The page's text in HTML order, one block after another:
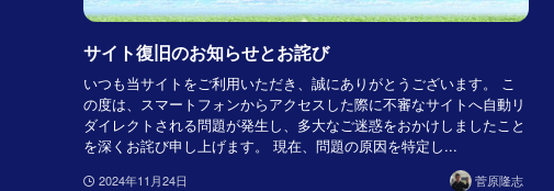
サイト復旧のお知らせとお詫び
いつも当サイトをご利用いただき、誠にありがとうございます。 こ
の度は、スマートフォンからアクセスした際に不審なサイトへ自動リ
ダイレクトされる問題が発生し、多大なご迷惑をおかけしましたこと
を深くお詫び申し上げます。 現在、問題の原因を特定し...
2024年11月24日 菅原隆志